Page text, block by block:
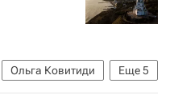
Еще5
Ольга Ковитиди